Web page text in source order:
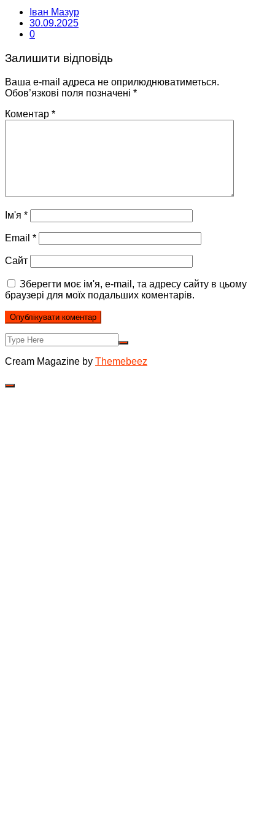
Іван Мазур
30.09.2025
0
Залишити відповідь
Ваша e-mail адреса не оприлюднюватиметься.
Обов’язкові поля позначені *
Коментар *
Ім'я *
Email *
Сайт
Зберегти моє ім'я, e-mail, та адресу сайту в цьому
браузері для моїх подальших коментарів.
Cream Magazine by Themebeez